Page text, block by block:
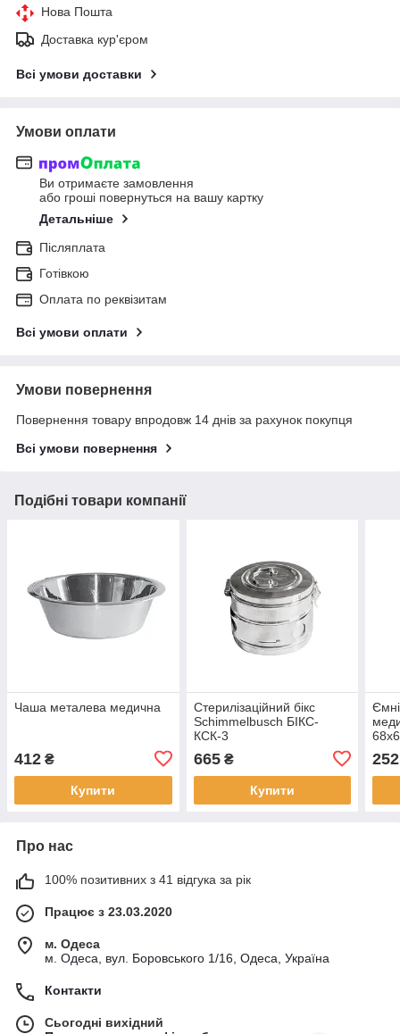
Нова Пошта
Доставка кур'єром
Всі умови доставки
Умови оплати
Ви отримаєте замовлення
або гроші повернуться на вашу картку
Детальніше
Післяплата
Готівкою
Оплата по реквізитам
Всі умови оплати
Умови повернення
Повернення товару впродовж 14 днів за рахунок покупця
Всі умови повернення
Подібні товари компанії
Чаша металева медична
412 ₴
Купити
Cтерилізаційний бікс
Schimmelbusch БІКС-
КСК-3
665₴
Купити
252
Про нас
100% позитивних з 41 відгука за рік
Працює з 23.03.2020
м. Одеса
м. Одеса, вул. Боровського 1/16, Одеса, Україна
Контакти
Сьогодні вихідний